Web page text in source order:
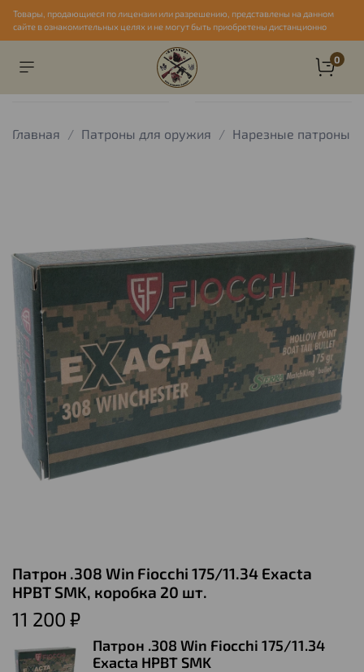
Товары, продающиеся по лицензии или разрешению, представлены на данном
сайте в ознакомительных целях и не могут быть приобретены дистанционно
0
Главная Патроны для оружия Нарезные патроны
Патрон .308 Win Fiocchi 175/11.34 Exacta
HPBT SMK, коробка 20 шт.
11 200 ₽
Патрон .308 Win Fiocchi 175/11.34
Exacta HPBT SMK